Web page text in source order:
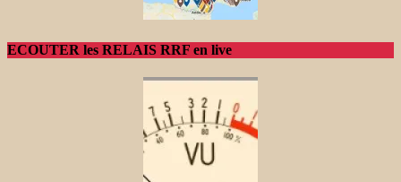
ECOUTER les RELAIS RRF en live